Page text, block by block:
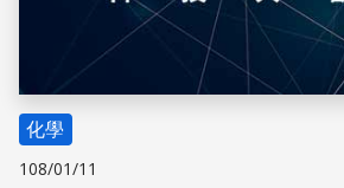
化學
108/01/11